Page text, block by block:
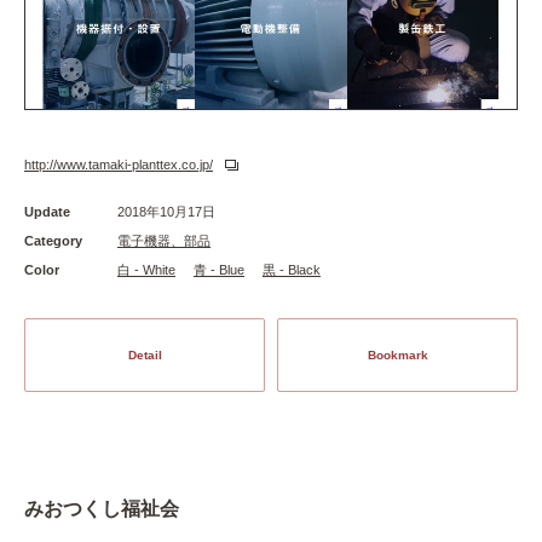
http://www.tamaki-planttex.co.jp/
Update
2018年10月17日
Category
電子機器、部品
Color
白 - White 青 - Blue 黒 - Black
Detail Bookmark
みおつくし福祉会